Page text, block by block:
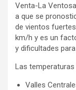
Venta-La
a que se
de vientos
km/h y es un
y dificultades
Las
Valles